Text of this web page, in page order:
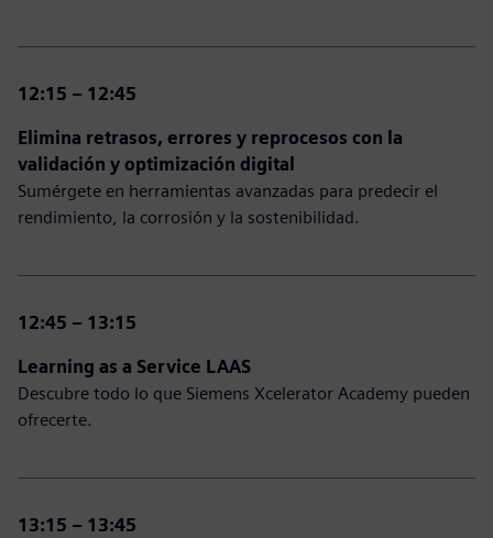
12:15 – 12:45
Elimina retrasos, errores y reprocesos con la
validación y optimización digital
Sumérgete en herramientas avanzadas para predecir el
rendimiento, la corrosión y la sostenibilidad.
12:45 – 13:15
Learning as a Service LAAS
Descubre todo lo que Siemens Xcelerator Academy pueden
ofrecerte.
13:15 – 13:45